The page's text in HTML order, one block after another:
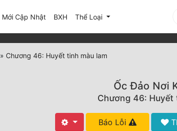
Mới Cập Nhật(current)
BXH Thể Loại
» Chương 46: Huyết tinh màu lam
Ốc Đảo Nơi
Chương 46: Huyết
Báo Lỗi